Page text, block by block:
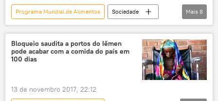
Programa Mundial de Alimentos
Sociedade
Notícias
Situação em torno da pandemia de COVID-19 no fim de abril
COVID-19
novo coronavírus
crise humanitária
Mais 8
Bloqueio saudita a portos do Iêmen
pode acabar com a comida do país em
100 dias
13 de novembro 2017, 22:12